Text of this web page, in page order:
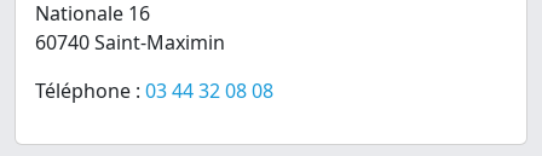
Nationale 16
60740 Saint-Maximin
Téléphone : 03 44 32 08 08